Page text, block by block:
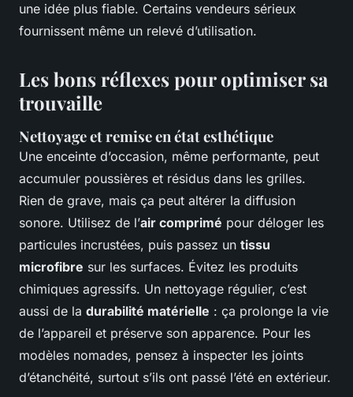
une idée plus fiable. Certains vendeurs sérieux
fournissent même un relevé d’utilisation.
Les bons réflexes pour optimiser sa
trouvaille
Nettoyage et remise en état esthétique
Une enceinte d’occasion, même performante, peut
accumuler poussières et résidus dans les grilles.
Rien de grave, mais ça peut altérer la diffusion
sonore. Utilisez de l’air comprimé pour déloger les
particules incrustées, puis passez un tissu
microfibre sur les surfaces. Évitez les produits
chimiques agressifs. Un nettoyage régulier, c’est
aussi de la durabilité matérielle : ça prolonge la vie
de l’appareil et préserve son apparence. Pour les
modèles nomades, pensez à inspecter les joints
d’étanchéité, surtout s’ils ont passé l’été en extérieur.